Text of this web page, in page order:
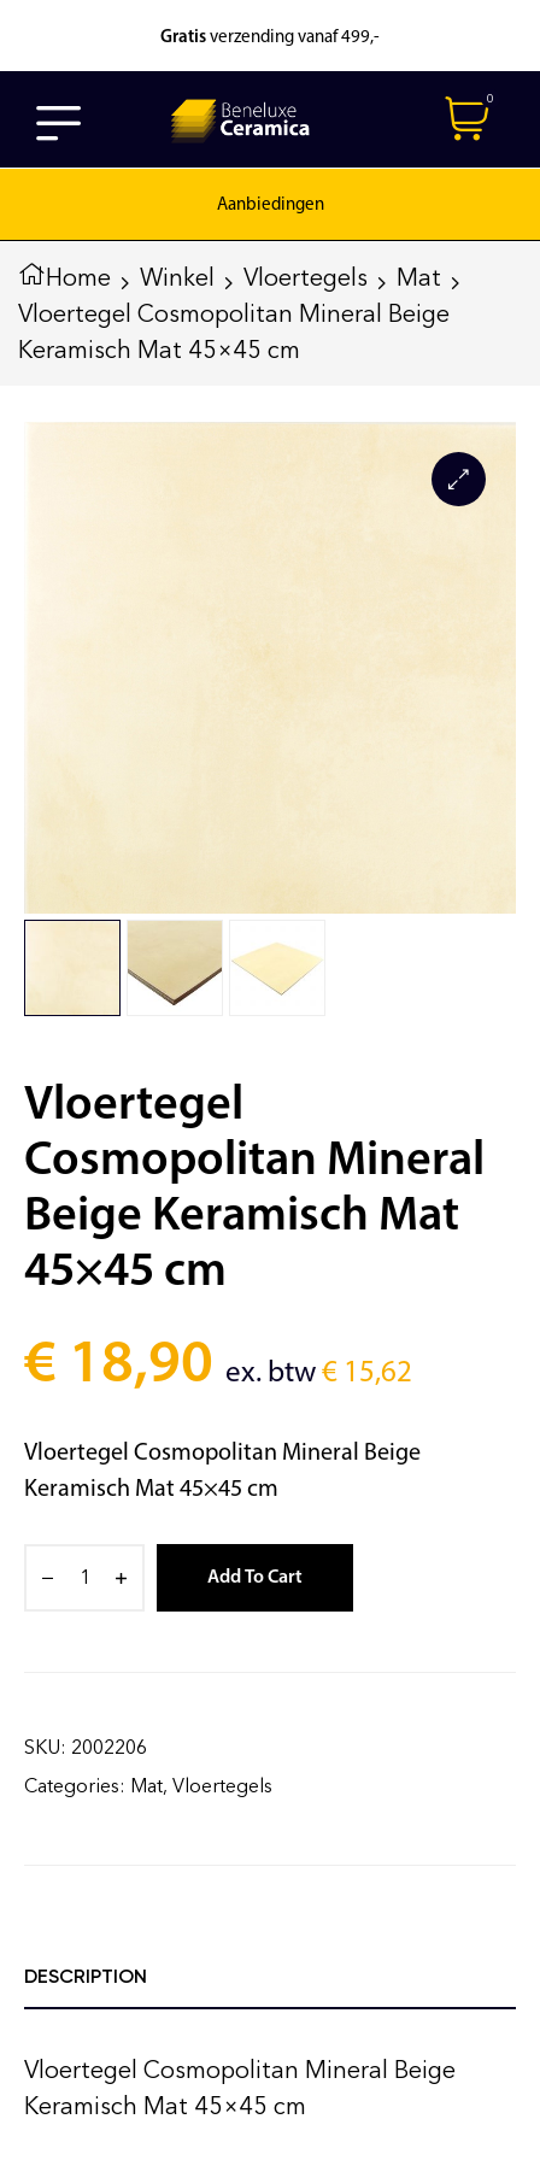
Gratis verzending vanaf 499,-
0
Aanbiedingen
Home Winkel Vloertegels
Mat
Vloertegel Cosmopolitan Mineral Beige
Keramisch Mat 45×45 cm
Vloertegel
Cosmopolitan Mineral
Beige Keramisch Mat
45×45 cm
€ 18,90 ex. btw € 15,62
Vloertegel Cosmopolitan Mineral Beige
Keramisch Mat 45×45 cm
Add To Cart
SKU: 2002206
Categories: Mat, Vloertegels
DESCRIPTION
Vloertegel Cosmopolitan Mineral Beige
Keramisch Mat 45×45 cm